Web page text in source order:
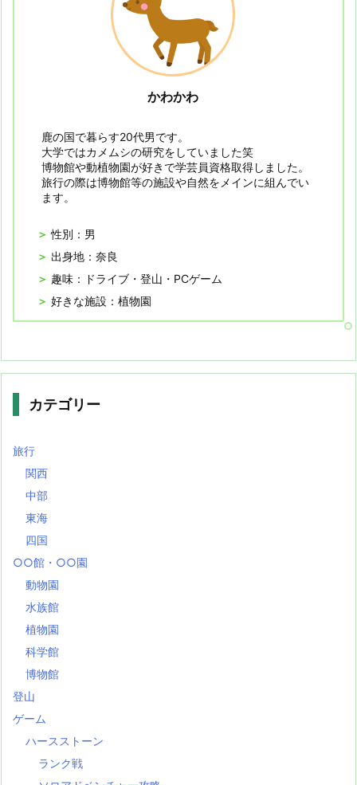
かわかわ
鹿の国で暮らす20代男です。
大学ではカメムシの研究をしていました笑
博物館や動植物園が好きで学芸員資格取得しました。
旅行の際は博物館等の施設や自然をメインに組んでい
ます。
性別：男
出身地：奈良
趣味：ドライブ・登山・PCゲーム
好きな施設：植物園
カテゴリー
旅行
関西
中部
東海
四国
○○館・○○園
動物園
水族館
植物園
科学館
博物館
登山
ゲーム
ハースストーン
ランク戦